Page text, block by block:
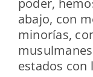
poder,
abajo, con
minorías,
estados con